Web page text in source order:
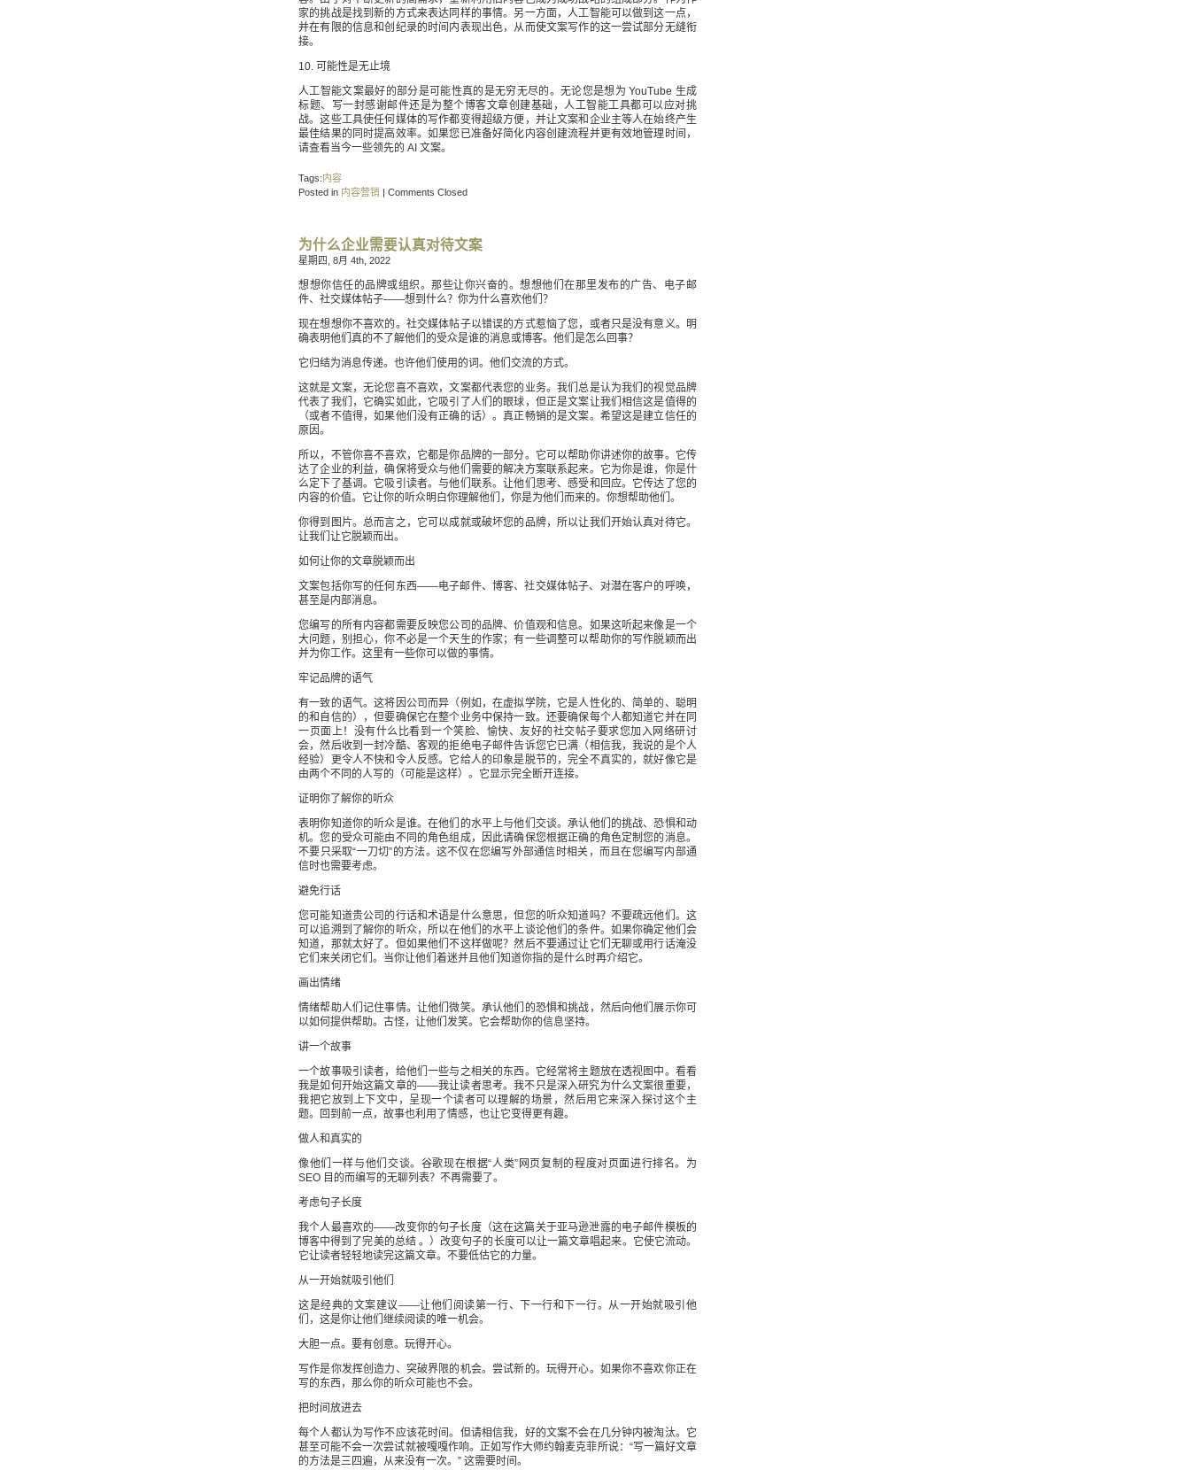
家的挑战是找到新的方式来表达同样的事情。另一方面，人工智能可以做到这一点，
并在有限的信息和创纪录的时间内表现出色，从而使文案写作的这一尝试部分无缝衔
接。
10. 可能性是无止境
人工智能文案最好的部分是可能性真的是无穷无尽的。无论您是想为 YouTube 生成
标题、写一封感谢邮件还是为整个博客文章创建基础，人工智能工具都可以应对挑
战。这些工具使任何媒体的写作都变得超级方便，并让文案和企业主等人在始终产生
最佳结果的同时提高效率。如果您已准备好简化内容创建流程并更有效地管理时间，
请查看当今一些领先的 ​​AI 文案。
Tags:内容
Posted in 内容营销 | Comments Closed
为什么企业需要认真对待文案
星期四, 8月 4th, 2022
想想你信任的品牌或组织。那些让你兴奋的。想想他们在那里发布的广告、电子邮
件、社交媒体帖子——想到什么？你为什么喜欢他们？
现在想想你不喜欢的。社交媒体帖子以错误的方式惹恼了您，或者只是没有意义。明
确表明他们真的不了解他们的受众是谁的消息或博客。他们是怎么回事？
它归结为消息传递。也许他们使用的词。他们交流的方式。
这就是文案，无论您喜不喜欢，文案都代表您的业务。我们总是认为我们的视觉品牌
代表了我们，它确实如此，它吸引了人们的眼球，但正是文案让我们相信这是值得的
（或者不值得，如果他们没有正确的话）。真正畅销的是文案。希望这是建立信任的
原因。
所以，不管你喜不喜欢，它都是你品牌的一部分。它可以帮助你讲述你的故事。它传
达了企业的利益，确保将受众与他们需要的解决方案联系起来。它为你是谁，你是什
么定下了基调。它吸引读者。与他们联系。让他们思考、感受和回应。它传达了您的
内容的价值。它让你的听众明白你理解他们，你是为他们而来的。你想帮助他们。
你得到图片。总而言之，它可以成就或破坏您的品牌，所以让我们开始认真对待它。
让我们让它脱颖而出。
如何让你的文章脱颖而出
文案包括你写的任何东西——电子邮件、博客、社交媒体帖子、对潜在客户的呼唤，
甚至是内部消息。
您编写的所有内容都需要反映您公司的品牌、价值观和信息。如果这听起来像是一个
大问题，别担心，你不必是一个天生的作家；有一些调整可以帮助你的写作脱颖而出
并为你工作。这里有一些你可以做的事情。
牢记品牌的语气
有一致的语气。这将因公司而异（例如，在虚拟学院，它是人性化的、简单的、聪明
的和自信的），但要确保它在整个业务中保持一致。还要确保每个人都知道它并在同
一页面上！没有什么比看到一个笑脸、愉快、友好的社交帖子要求您加入网络研讨
会，然后收到一封冷酷、客观的拒绝电子邮件告诉您它已满（相信我，我说的是个人
经验）更令人不快和令人反感。它给人的印象是脱节的，完全不真实的，就好像它是
由两个不同的人写的（可能是这样）。它显示完全断开连接。
证明你了解你的听众
表明你知道你的听众是谁。在他们的水平上与他们交谈。承认他们的挑战、恐惧和动
机。您的受众可能由不同的角色组成，因此请确保您根据正确的角色定制您的消息。
不要只采取“一刀切”的方法。这不仅在您编写外部通信时相关，而且在您编写内部通
信时也需要考虑。
避免行话
您可能知道贵公司的行话和术语是什么意思，但您的听众知道吗？不要疏远他们。这
可以追溯到了解你的听众，所以在他们的水平上谈论他们的条件。如果你确定他们会
知道，那就太好了。但如果他们不这样做呢？然后不要通过让它们无聊或用行话淹没
它们来关闭它们。当你让他们着迷并且他们知道你指的是什么时再介绍它。
画出情绪
情绪帮助人们记住事情。让他们微笑。承认他们的恐惧和挑战，然后向他们展示你可
以如何提供帮助。古怪，让他们发笑。它会帮助你的信息坚持。
讲一个故事
一个故事吸引读者，给他们一些与之相关的东西。它经常将主题放在透视图中。看看
我是如何开始这篇文章的——我让读者思考。我不只是深入研究为什么文案很重要，
我把它放到上下文中，呈现一个读者可以理解的场景，然后用它来深入探讨这个主
题。回到前一点，故事也利用了情感，也让它变得更有趣。
做人和真实的
像他们一样与他们交谈。谷歌现在根据“人类”网页复制的程度对页面进行排名。为
SEO 目的而编写的无聊列表？不再需要了。
考虑句子长度
我个人最喜欢的——改变你的句子长度（这在这篇关于亚马逊泄露的电子邮件模板的
博客中得到了完美的总结 。）改变句子的长度可以让一篇文章唱起来。它使它流动。
它让读者轻轻地读完这篇文章。不要低估它的力量。
从一开始就吸引他们
这是经典的文案建议——让他们阅读第一行、下一行和下一行。从一开始就吸引他
们，这是你让他们继续阅读的唯一机会。
大胆一点。要有创意。玩得开心。
写作是你发挥创造力、突破界限的机会。尝试新的。玩得开心。如果你不喜欢你正在
写的东西，那么你的听众可能也不会。
把时间放进去
每个人都认为写作不应该花时间。但请相信我，好的文案不会在几分钟内被淘汰。它
甚至可能不会一次尝试就被嘎嘎作响。正如写作大师约翰麦克菲所说：“写一篇好文章
的方法是三四遍，从来没有一次。” 这需要时间。